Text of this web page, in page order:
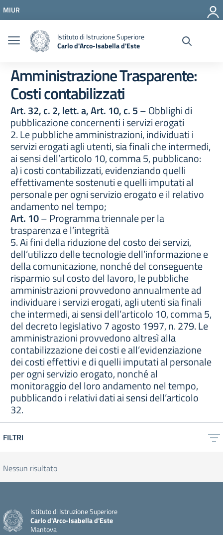
Vai al menu di navigazione
Vai al footer
MIUR
Istituto di Istruzione Superiore
Carlo d'Arco-Isabella d'Este
Amministrazione Trasparente:
Costi contabilizzati
Art. 32, c. 2, lett. a, Art. 10, c. 5– Obblighi di
pubblicazione concernenti i servizi erogati
2. Le pubbliche amministrazioni, individuati i
servizi erogati agli utenti, sia finali che intermedi,
ai sensi dell’articolo 10, comma 5, pubblicano:
a) i costi contabilizzati, evidenziando quelli
effettivamente sostenuti e quelli imputati al
personale per ogni servizio erogato e il relativo
andamento nel tempo;
Art. 10– Programma triennale per la
trasparenza e l’integrità
5. Ai fini della riduzione del costo dei servizi,
dell’utilizzo delle tecnologie dell’informazione e
della comunicazione, nonché del conseguente
risparmio sul costo del lavoro, le pubbliche
amministrazioni provvedono annualmente ad
individuare i servizi erogati, agli utenti sia finali
che intermedi, ai sensi dell’articolo 10, comma 5,
del decreto legislativo 7 agosto 1997, n. 279. Le
amministrazioni provvedono altresì alla
contabilizzazione dei costi e all’evidenziazione
dei costi effettivi e di quelli imputati al personale
per ogni servizio erogato, nonché al
monitoraggio del loro andamento nel tempo,
pubblicando i relativi dati ai sensi dell’articolo
32.
FILTRI
Nessun risultato
Istituto di Istruzione Superiore
Carlo d'Arco-Isabella d'Este
Mantova